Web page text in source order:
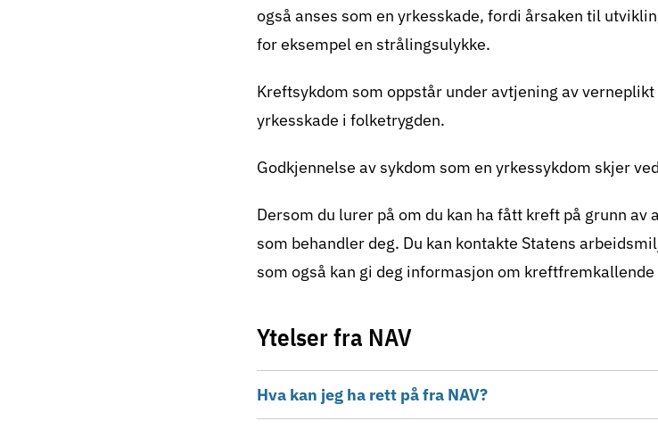
også anses som en yrkesskade, fordi årsaken til
for eksempel en strålingsulykke.
Kreftsykdom som oppstår under avtjening av
yrkesskade i folketrygden.
Godkjennelse av sykdom som en yrkessykdom skjer
Dersom du lurer på om du kan ha fått kreft på grunn
som behandler deg. Du kan kontakte Statens
som også kan gi deg informasjon om
Ytelser fra NAV
Hva kan jeg ha rett på fra NAV?